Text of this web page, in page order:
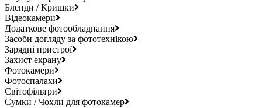
Бленди / Кришки
Відеокамери
Додаткове фотообладнання
Засоби догляду за фототехнікою
Зарядні пристрої
Захист екрану
Фотокамери
Фотоспалахи
Світофільтри
Сумки / Чохли для фотокамер